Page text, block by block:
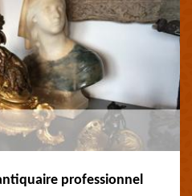
professionnel